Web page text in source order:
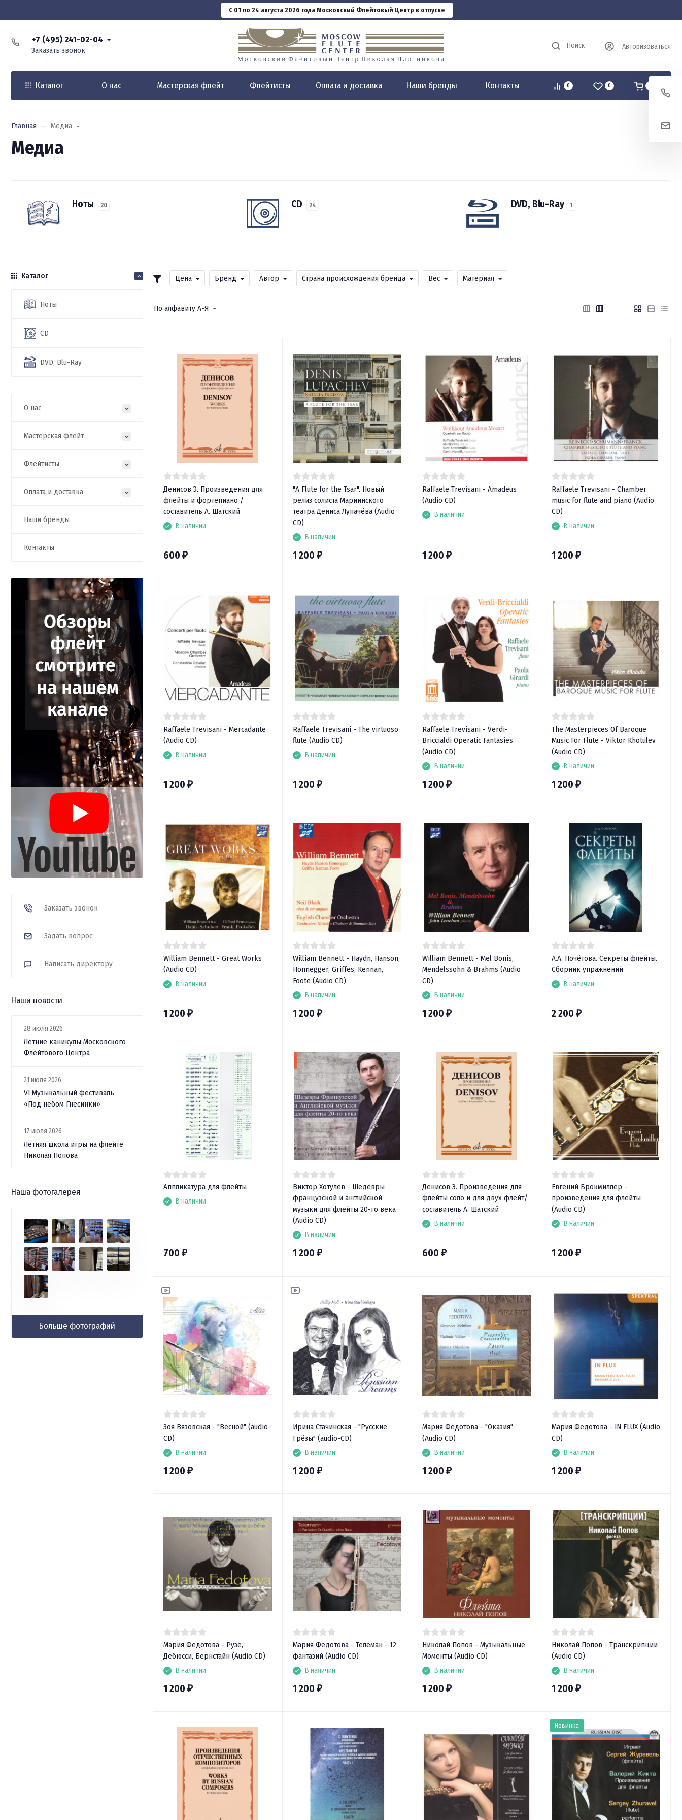
С 01 по 24 августа 2026 года Московский Флейтовый Центр в отпуске
+7 (495) 241-02-04
Заказать звонок
Поиск Авторизоваться
Каталог О нас Мастерская флейт Флейтисты Оплата и доставка Наши бренды Контакты 0 0
Главная Медиа
Медиа
Ноты 20 CD 24 DVD, Blu-Ray 1
Каталог
Ноты
CD
DVD, Blu-Ray
О нас
Мастерская флейт
Флейтисты
Оплата и доставка
Наши бренды
Контакты
Заказать звонок
Задать вопрос
Написать директору
Наши новости
28 июля 2026
Летние каникулы Московского
Флейтового Центра
21 июля 2026
VI Музыкальный фестиваль
«Под небом Гнесинки»
17 июля 2026
Летняя школа игры на флейте
Николая Попова
Наша фотогалерея
Больше фотографий
Цена Бренд Автор Страна происхождения бренда Вес Материал
По алфавиту А-Я
Денисов Э. Произведения для
флейты и фортепиано /
составитель А. Шатский
В наличии
600 ₽
"A Flute for the Tsar". Новый
релиз солиста Мариинского
театра Дениса Лупачёва (Audio
CD)
В наличии
1 200 ₽
Raffaele Trevisani - Amadeus
(Audio CD)
В наличии
1 200 ₽
Raffaele Trevisani - Chamber
music for flute and piano (Audio
CD)
В наличии
1 200 ₽
Raffaele Trevisani - Mercadante
(Audio CD)
В наличии
1 200 ₽
Raffaele Trevisani - The virtuoso
flute (Audio CD)
В наличии
1 200 ₽
Raffaele Trevisani - Verdi-
Briccialdi Operatic Fantasies
(Audio CD)
В наличии
1 200 ₽
The Masterpieces Of Baroque
Music For Flute - Viktor Khotulev
(Audio CD)
В наличии
1 200 ₽
William Bennett - Great Works
(Audio CD)
В наличии
1 200 ₽
William Bennett - Haydn, Hanson,
Honnegger, Griffes, Kennan,
Foote (Audio CD)
В наличии
1 200 ₽
William Bennett - Mel Bonis,
Mendelssohn & Brahms (Audio
CD)
В наличии
1 200 ₽
А.А. Почётова. Секреты флейты.
Сборник упражнений
В наличии
2 200 ₽
Аппликатура для флейты
В наличии
700 ₽
Виктор Хотулёв - Шедевры
французской и английской
музыки для флейты 20-го века
(Audio CD)
В наличии
1 200 ₽
Денисов Э. Произведения для
флейты соло и для двух флейт/
составитель А. Шатский
В наличии
600 ₽
Евгений Брокмиллер -
произведения для флейты
(Audio CD)
В наличии
1 200 ₽
Зоя Вязовская - "Весной" (audio-
CD)
В наличии
1 200 ₽
Ирина Стачинская - "Русские
Грёзы" (audio-CD)
В наличии
1 200 ₽
Мария Федотова - "Оказия"
(Audio CD)
В наличии
1 200 ₽
Мария Федотова - IN FLUX (Audio
CD)
В наличии
1 200 ₽
Мария Федотова - Рузе,
Дебюсси, Бернстайн (Audio CD)
В наличии
1 200 ₽
Мария Федотова - Телеман - 12
фантазий (Audio CD)
В наличии
1 200 ₽
Николай Попов - Музыкальные
Моменты (Audio CD)
В наличии
1 200 ₽
Николай Попов - Транскрипции
(Audio CD)
В наличии
1 200 ₽
Новинка